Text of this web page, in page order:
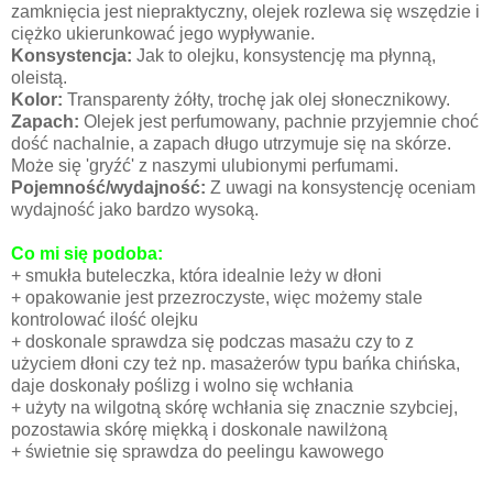
zamknięcia jest niepraktyczny, olejek rozlewa się wszędzie i
ciężko ukierunkować jego wypływanie.
Konsystencja: Jak to olejku, konsystencję ma płynną,
oleistą.
Kolor: Transparenty żółty, trochę jak olej słonecznikowy.
Zapach: Olejek jest perfumowany, pachnie przyjemnie choć
dość nachalnie, a zapach długo utrzymuje się na skórze.
Może się 'gryźć' z naszymi ulubionymi perfumami.
Pojemność/wydajność: Z uwagi na konsystencję oceniam
wydajność jako bardzo wysoką.
Co mi się podoba:
+ smukła buteleczka, która idealnie leży w dłoni
+ opakowanie jest przezroczyste, więc możemy stale
kontrolować ilość olejku
+ doskonale sprawdza się podczas masażu czy to z
użyciem dłoni czy też np. masażerów typu bańka chińska,
daje doskonały poślizg i wolno się wchłania
+ użyty na wilgotną skórę wchłania się znacznie szybciej,
pozostawia skórę miękką i doskonale nawilżoną
+ świetnie się sprawdza do peelingu kawowego